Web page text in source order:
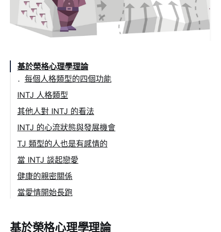
基於榮格心理學理論
每個人格類型的四個功能
INTJ 人格類型
典型的 INTJ
INTJ 的四個功能
其他人對 INTJ 的看法
要怎麼跟 INTJ 相處？
INTJ 的心流狀態與發展機會
1. 能夠看到事情與事情的連續性
2. 可以有邏輯地把這些想法告訴他人
3. 過度的完美主義，被感覺綁架，怕失敗，怕
TJ 類型的人也是有感情的
當 INTJ 談起戀愛
INTJ 希望被愛的方式
INTJ 喜歡像戰友的相處模式
健康的親密關係
INTJ 給戀情的禮物
當愛情開始長跑
需要別人的關懷或支持，並不代表你思考或行
基於榮格心理學理論